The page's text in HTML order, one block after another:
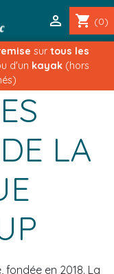
 shopping_cart (0)
surtous les
d'un kayak (hors
LA
en 2018. La